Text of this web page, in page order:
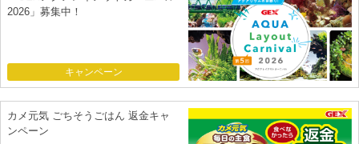
2026」募集中！
キャンペーン
カメ元気 ごちそうごはん 返金キャ
ンペーン